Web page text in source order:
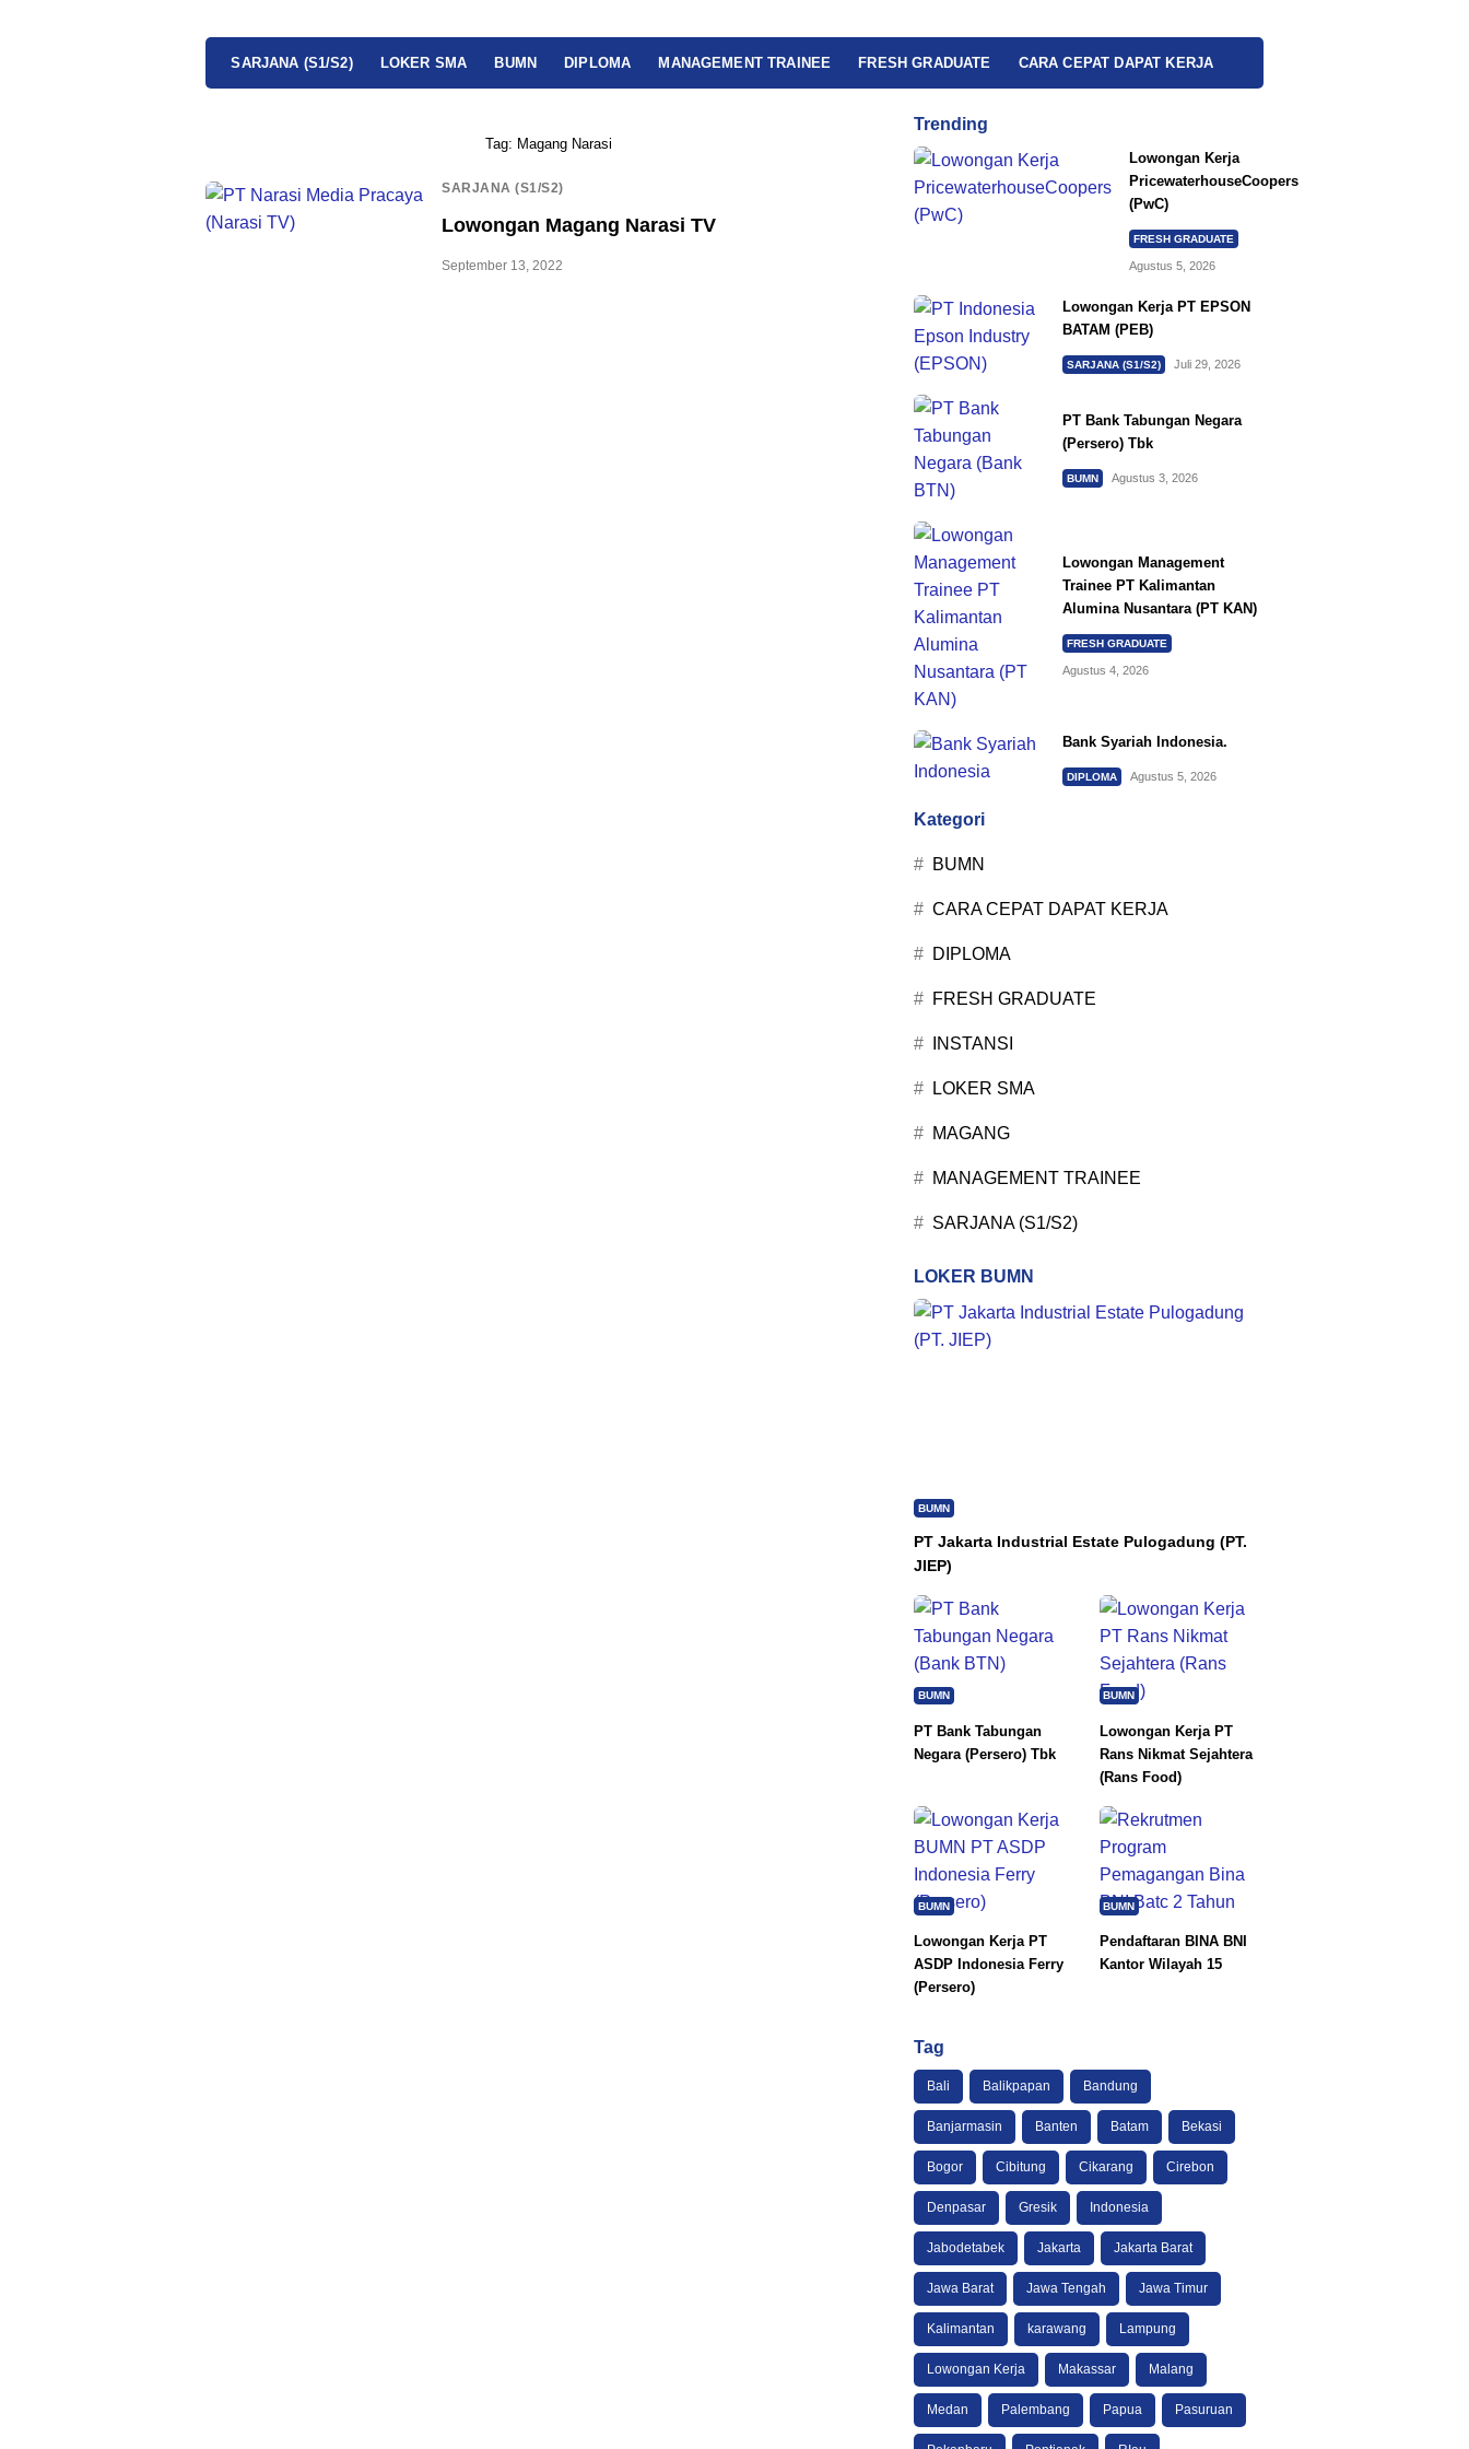
SARJANA (S1/S2) LOKER SMA BUMN DIPLOMA MANAGEMENT TRAINEE FRESH GRADUATE CARA CEPAT DAPAT KERJA
Tag: Magang Narasi
SARJANA (S1/S2)
Lowongan Magang Narasi TV
September 13, 2022
Trending
Lowongan Kerja
PricewaterhouseCoopers
(PwC)
FRESH GRADUATE
Agustus 5, 2026
Lowongan Kerja PT EPSON
BATAM (PEB)
SARJANA (S1/S2) Juli 29, 2026
PT Bank Tabungan Negara
(Persero) Tbk
BUMN Agustus 3, 2026
Lowongan Management
Trainee PT Kalimantan
Alumina Nusantara (PT KAN)
FRESH GRADUATE
Agustus 4, 2026
Bank Syariah Indonesia.
DIPLOMA Agustus 5, 2026
Kategori
BUMN
CARA CEPAT DAPAT KERJA
DIPLOMA
FRESH GRADUATE
INSTANSI
LOKER SMA
MAGANG
MANAGEMENT TRAINEE
SARJANA (S1/S2)
LOKER BUMN
BUMN
PT Jakarta Industrial Estate Pulogadung (PT.
JIEP)
BUMN
PT Bank Tabungan
Negara (Persero) Tbk
BUMN
Lowongan Kerja PT
Rans Nikmat Sejahtera
(Rans Food)
BUMN
Lowongan Kerja PT
ASDP Indonesia Ferry
(Persero)
BUMN
Pendaftaran BINA BNI
Kantor Wilayah 15
Tag
Bali Balikpapan Bandung
Banjarmasin Banten Batam Bekasi
Bogor Cibitung Cikarang Cirebon
Denpasar Gresik Indonesia
Jabodetabek Jakarta Jakarta Barat
Jawa Barat Jawa Tengah Jawa Timur
Kalimantan karawang Lampung
Lowongan Kerja Makassar Malang
Medan Palembang Papua Pasuruan